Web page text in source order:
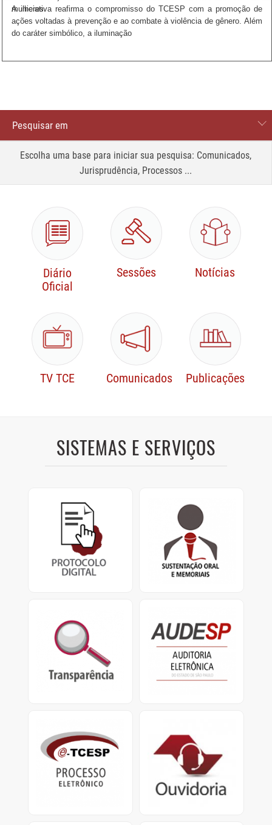
mulheres.
A iniciativa reafirma o compromisso do TCESP com a promoção de
ações voltadas à prevenção e ao combate à violência de gênero. Além
do caráter simbólico, a iluminação
Pesquisar em
Processos
Comunicados
Jurisprudência
Legislação e normas
Escolha uma base para iniciar sua pesquisa: Comunicados,
Jurisprudência, Processos ...
Diário
Oficial
Sessões Notícias
TV TCE Comunicados Publicações
SISTEMAS E SERVIÇOS
Cadastre e consulte
documentos enviados ao
TCESP.
Memoriais
Sustentações orais dos
defensores
e apresentação de
memoriais.
Portal da Transparência
do TCESP e Portal da
Transparência Municipal
O Sistema de Auditoria
Eletrônica visa coletar
dados das entidades
jurisdicionadas.
Sistema de Processo
Eletrônico
Ouvidoria do
TCESP: Central de
Atendimento
0800.800.7575